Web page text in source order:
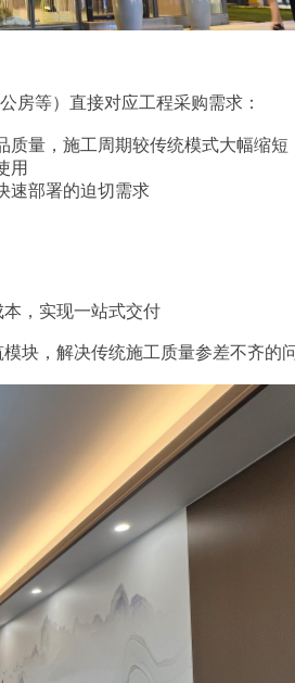
房等）直接对应工程采购需求：
质量，施工周期较传统模式大幅缩短
用
速部署的迫切需求
，实现一站式交付
块，解决传统施工质量参差不齐的